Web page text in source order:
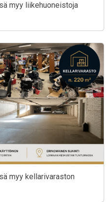
myy liikehuoneistoja
myy kellarivaraston